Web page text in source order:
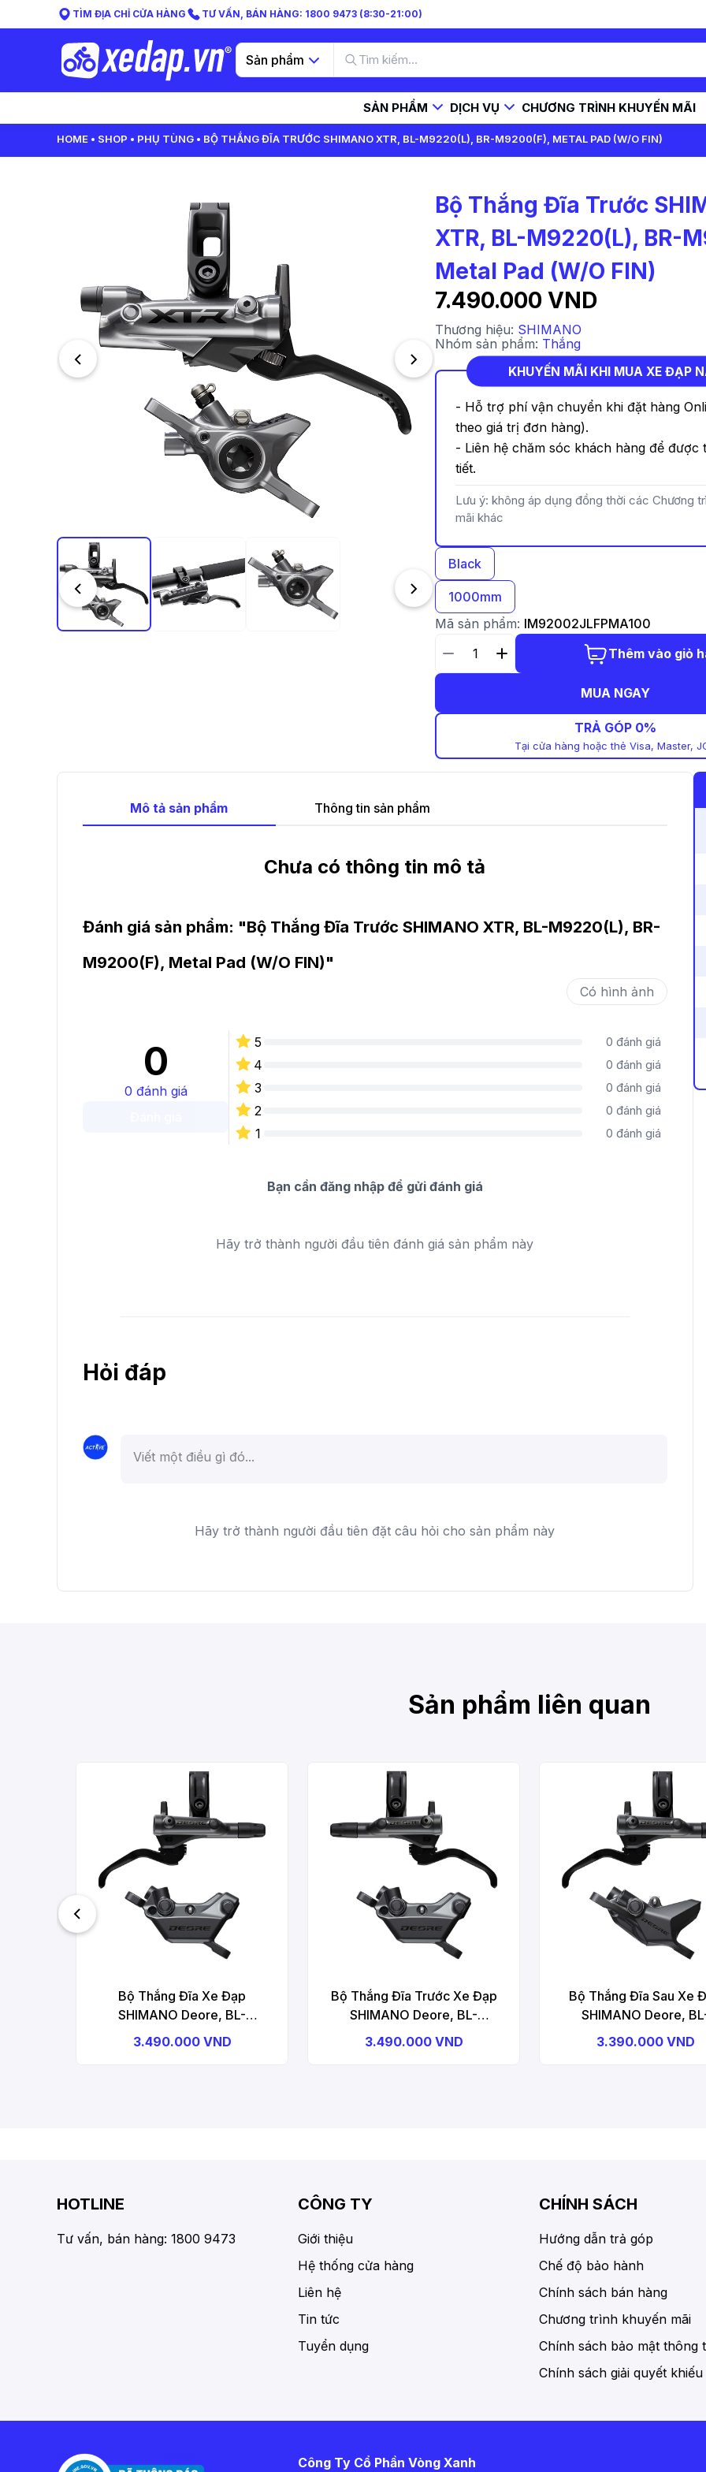
TÌM ĐỊA CHỈ CỬA HÀNG TƯ VẤN, BÁN HÀNG: 1800 9473 (8:30-21:00)
Sản phẩm
SẢN PHẨM DỊCH VỤ CHƯƠNG TRÌNH KHUYẾN MÃI
HOME SHOP PHỤ TÙNG BỘ THẮNG ĐĨA TRƯỚC SHIMANO XTR, BL-M9220(L), BR-M9200(F), METAL PAD (W/O FIN)
Bộ Thắng Đĩa Trước
XTR, BL-M9220(L), BR-
Metal Pad (W/O FIN)
7.490.000 VND
Thương hiệu: SHIMANO
Nhóm sản phẩm: Thắng
KHUYẾN MÃI KHI MUA XE ĐẠP
- Hỗ trợ phí vận chuyển khi đặt hàng
theo giá trị đơn hàng).
- Liên hệ chăm sóc khách hàng để được
tiết.
Lưu ý: không áp dụng đồng thời các Chương
mãi khác
Black
1000mm
Mã sản phẩm: IM92002JLFPMA100
Thêm vào giỏ
MUA NGAY
TRẢ GÓP 0%
Tại cửa hàng hoặc thẻ Visa, Master,
Mô tả sản phẩm Thông tin sản phẩm
Chưa có thông tin mô tả
Đánh giá sản phẩm: "Bộ Thắng Đĩa Trước SHIMANO XTR, BL-M9220(L), BR-
M9200(F), Metal Pad (W/O FIN)"
Có hình ảnh
0
0 đánh giá
5 0 đánh giá
4 0 đánh giá
3 0 đánh giá
2 0 đánh giá
1 0 đánh giá
Bạn cần đăng nhập để gửi đánh giá
Hãy trở thành người đầu tiên đánh giá sản phẩm này
Hỏi đáp
Hãy trở thành người đầu tiên đặt câu hỏi cho sản phẩm này
Sản phẩm liên quan
Bộ Thắng Đĩa Xe Đạp
SHIMANO Deore, BL-
M6200(R), BR-M6220(R), W/O
3.490.000 VND
Bộ Thắng Đĩa Trước Xe Đạp
SHIMANO Deore, BL-
M6200(L), BR-M6220(F), W/O
3.490.000 VND
Bộ Thắng Đĩa Sau Xe
SHIMANO Deore,
M6200(R), BR-
3.390.000 VND
HOTLINE
Tư vấn, bán hàng: 1800 9473
CÔNG TY
Giới thiệu
Hệ thống cửa hàng
Liên hệ
Tin tức
Tuyển dụng
CHÍNH SÁCH
Hướng dẫn trả góp
Chế độ bảo hành
Chính sách bán hàng
Chương trình khuyến mãi
Chính sách bảo mật thông
Chính sách giải quyết khiếu
Công Ty Cổ Phần Vòng Xanh